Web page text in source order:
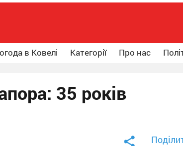
в Ковелі Категорії Про нас
35 років